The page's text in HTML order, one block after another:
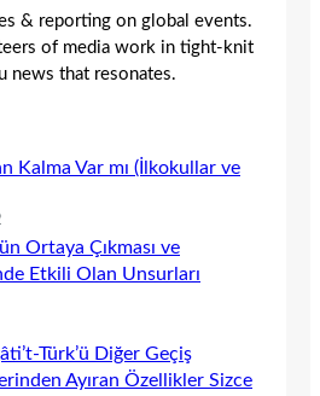
& reporting on global events.
of media work in tight-knit
news that resonates.
Kalma Var mı (İlkokullar ve
Ortaya Çıkması ve
Etkili Olan Unsurları
Türk’ü Diğer Geçiş
Ayıran Özellikler Sizce